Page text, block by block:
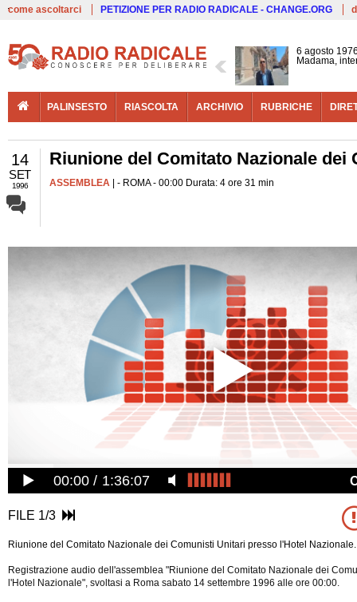
come ascoltarci PETIZIONE PER RADIO RADICALE - CHANGE.ORG
6 agosto
Madama,
PALINSESTO RIASCOLTA ARCHIVIO RUBRICHE
14
SET
1996
Riunione del Comitato Nazionale
ASSEMBLEA | - ROMA - 00:00 Durata: 4 ore 31 min
00:00 1:36:07
FILE 1/3
Riunione del Comitato Nazionale dei Comunisti Unitari presso l'Hotel Nazionale.
Registrazione audio dell'assemblea "Riunione del Comitato Nazionale dei
l'Hotel Nazionale", svoltasi a Roma sabato 14 settembre 1996 alle ore 00:00.